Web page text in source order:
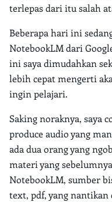
terlepas dari itu salah
Beberapa hari ini
NotebookLM dari
ini saya dimudahkan
lebih cepat mengerti
ingin pelajari.
Saking noraknya, saya
produce audio yang
ada dua orang yang
materi yang
NotebookLM, sumber
text, pdf, yang